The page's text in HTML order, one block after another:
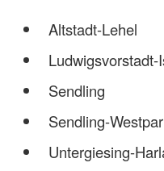
Altstadt-Lehel
Sendling
Sendling-
Untergiesing-